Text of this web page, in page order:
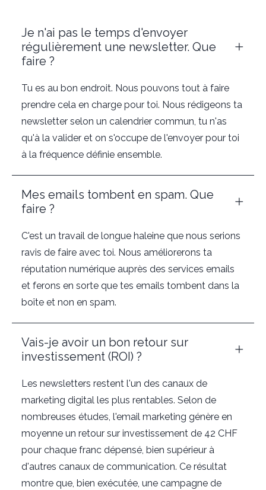
Je n'ai pas le temps d'envoyer
régulièrement une newsletter. Que
faire ?
Tu es au bon endroit. Nous pouvons tout à faire
prendre cela en charge pour toi. Nous rédigeons ta
newsletter selon un calendrier commun, tu n'as
qu'à la valider et on s'occupe de l'envoyer pour toi
à la fréquence définie ensemble.
Mes emails tombent en spam. Que
faire ?
C'est un travail de longue haleine que nous serions
ravis de faire avec toi. Nous améliorerons ta
réputation numérique auprès des services emails
et ferons en sorte que tes emails tombent dans la
boîte et non en spam.
Vais-je avoir un bon retour sur
investissement (ROI) ?
Les newsletters restent l'un des canaux de
marketing digital les plus rentables. Selon de
nombreuses études, l'email marketing génère en
moyenne un retour sur investissement de 42 CHF
pour chaque franc dépensé, bien supérieur à
d'autres canaux de communication. Ce résultat
montre que, bien exécutée, une campagne de